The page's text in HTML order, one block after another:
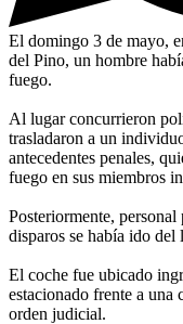
El domingo 3 de mayo,
del Pino, un hombre
fuego.
Al lugar concurrieron
trasladaron a un
antecedentes penales,
fuego en sus miembros
Posteriormente,
disparos se había ido
El coche fue ubicado
estacionado frente a una
orden judicial.